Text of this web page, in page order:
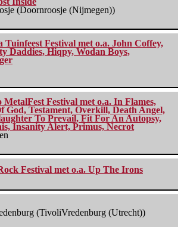
(Doornroosje (Nijmegen))
Tuinfeest Festival met o.a. John Coffey,
Daddies, Hiqpy, Wodan Boys,
MetalFest Festival met o.a. In Flames,
God, Testament, Overkill, Death Angel,
To Prevail, Fit For An Autopsy,
Insanity Alert, Primus, Necrot
Festival met o.a. Up The Irons
(TivoliVredenburg (Utrecht))